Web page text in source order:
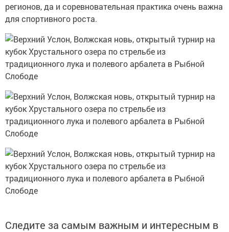
регионов, да и соревновательная практика очень важна
для спортивного роста.
Следите за самым важным и интересным в